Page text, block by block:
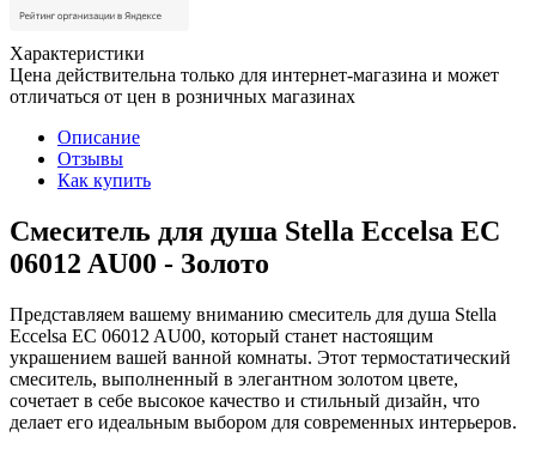
Характеристики
Цена действительна только для интернет-магазина и может
отличаться от цен в розничных магазинах
Описание
Отзывы
Как купить
Смеситель для душа Stella Eccelsa EC
06012 AU00 - Золото
Представляем вашему вниманию смеситель для душа Stella
Eccelsa EC 06012 AU00, который станет настоящим
украшением вашей ванной комнаты. Этот термостатический
смеситель, выполненный в элегантном золотом цвете,
сочетает в себе высокое качество и стильный дизайн, что
делает его идеальным выбором для современных интерьеров.